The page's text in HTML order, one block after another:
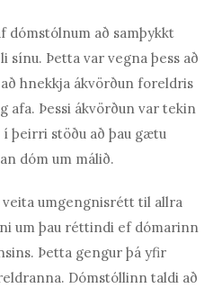
dómstólnum að samþykkt
Þetta var vegna þess að
hnekkja ákvörðun foreldris
afa. Þessi ákvörðun var tekin
stöðu að þau gætu
dóm um málið.
umgengnisrétt til allra
um þau réttindi ef dómarinn
Þetta gengur þá yfir
Dómstóllinn taldi að